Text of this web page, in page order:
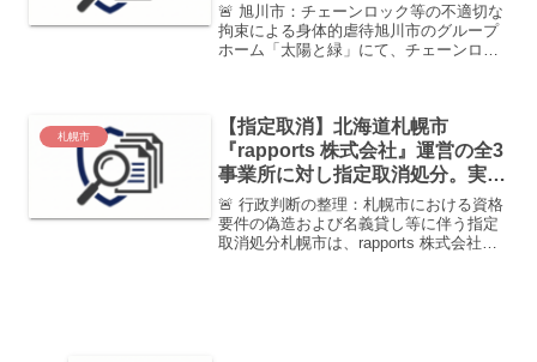
🚨 旭川市：チェーンロック等の不適切な
拘束による身体的虐待旭川市のグループ
ホーム「太陽と緑」にて、チェーンロッ
半年間の行政処分が下さ...
札幌市
【指定取消】北海道札幌市
『rapports 株式会社』運営の全3
事業所に対し指定取消処分。実務
経験証明書の偽造および名義貸し
を認定
🚨 行政判断の整理：札幌市における資格
要件の偽造および名義貸し等に伴う指定
取消処分札幌市は、rapports 株式会社が